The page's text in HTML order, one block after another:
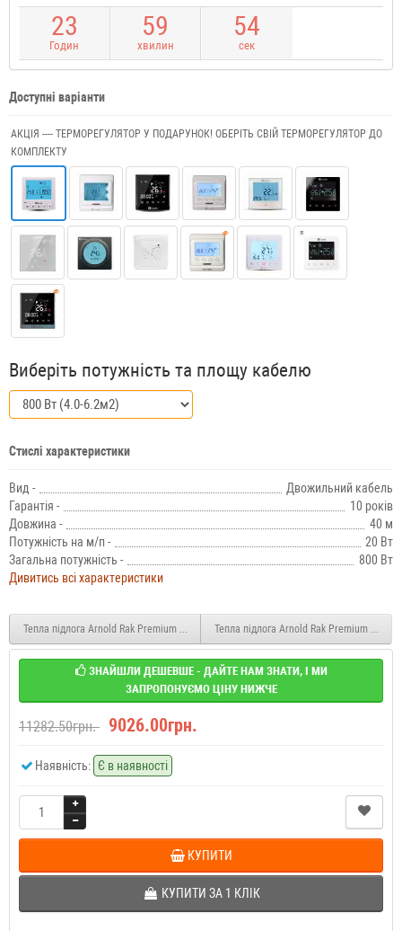
23
Годин
59
хвилин
54
сек
Доступні варіанти
АКЦІЯ ---- ТЕРМОРЕГУЛЯТОР У ПОДАРУНОК! ОБЕРІТЬ СВІЙ ТЕРМОРЕГУЛЯТОР ДО
КОМПЛЕКТУ
Виберіть потужність та площу кабелю
Стислі характеристики
Вид -
Двожильний кабель
Гарантія -
10 років
Довжина -
40 м
Потужність на м/п -
20 Вт
Загальна потужність -
800 Вт
Дивитись всі характеристики
Тепла підлога Arnold Rak Premium кабель для підлоги, що гріє 6105-20 600 Вт. (3,0
Тепла підлога Arnold Rak Premium
ЗНАЙШЛИ ДЕШЕВШЕ - ДАЙТЕ НАМ ЗНАТИ, І МИ
ЗАПРОПОНУЄМО ЦІНУ НИЖЧЕ
11282.50грн. 9026.00грн.
Наявність: Є в наявності
КУПИТИ
КУПИТИ ЗА 1 КЛIК